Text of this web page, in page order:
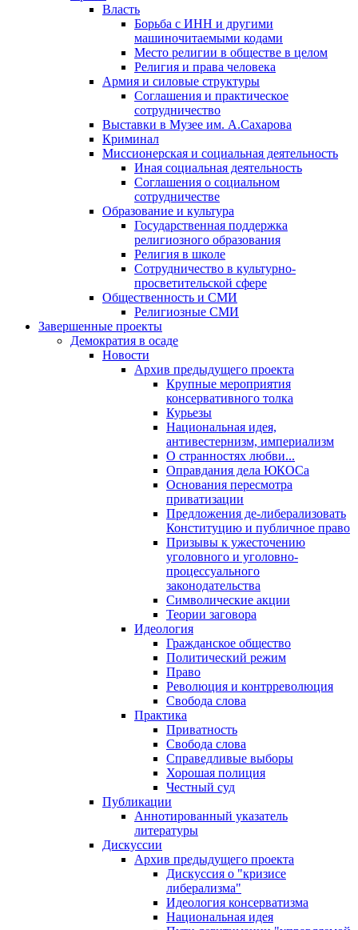
Власть
Борьба с ИНН и другими
машиночитаемыми кодами
Место религии в обществе в целом
Религия и права человека
Армия и силовые структуры
Соглашения и практическое
сотрудничество
Выставки в Музее им. А.Сахарова
Криминал
Миссионерская и социальная деятельность
Иная социальная деятельность
Соглашения о социальном
сотрудничестве
Образование и культура
Государственная поддержка
религиозного образования
Религия в школе
Сотрудничество в культурно-
просветительской сфере
Общественность и СМИ
Религиозные СМИ
Завершенные проекты
Демократия в осаде
Новости
Архив предыдущего проекта
Крупные мероприятия
консервативного толка
Курьезы
Национальная идея,
антивестернизм, империализм
О странностях любви...
Оправдания дела ЮКОСа
Основания пересмотра
приватизации
Предложения де-либерализовать
Конституцию и публичное право
Призывы к ужесточению
уголовного и уголовно-
процессуального
законодательства
Символические акции
Теории заговора
Идеология
Гражданское общество
Политический режим
Право
Революция и контрреволюция
Свобода слова
Практика
Приватность
Свобода слова
Справедливые выборы
Хорошая полиция
Честный суд
Публикации
Аннотированный указатель
литературы
Дискуссии
Архив предыдущего проекта
Дискуссия о "кризисе
либерализма"
Идеология консерватизма
Национальная идея